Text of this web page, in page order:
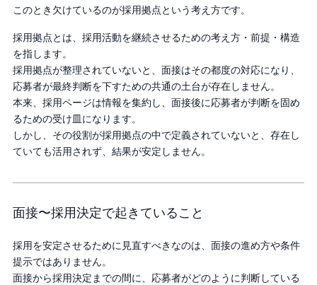
このとき欠けているのが採用拠点という考え方です。
採用拠点とは、採用活動を継続させるための考え方・前提・構造
を指します。
採用拠点が整理されていないと、面接はその都度の対応になり、
応募者が最終判断を下すための共通の土台が存在しません。
本来、採用ページは情報を集約し、面接後に応募者が判断を固め
るための受け皿になります。
しかし、その役割が採用拠点の中で定義されていないと、存在し
ていても活用されず、結果が安定しません。
面接〜採用決定で起きていること
採用を安定させるために見直すべきなのは、面接の進め方や条件
提示ではありません。
面接から採用決定までの間に、応募者がどのように判断している